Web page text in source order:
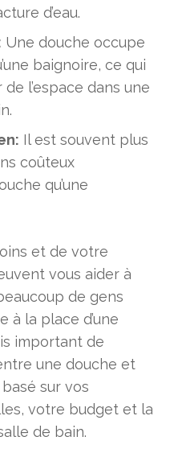
d’eau.
Une douche occupe
baignoire, ce qui
l’espace dans une
Il est souvent plus
coûteux
qu’une
et de votre
vous aider à
de gens
à la place d’une
important de
une douche et
sur vos
votre budget et la
de bain.